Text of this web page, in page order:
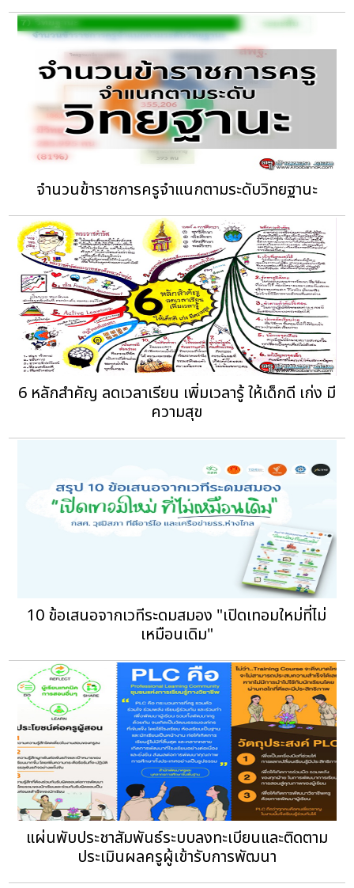
จำนวนข้าราชการครูจำแนกตามระดับวิทยฐานะ
6 หลักสำคัญ ลดเวลาเรียน เพิ่มเวลารู้ ให้เด็กดี เก่ง มี
ความสุข
10 ข้อเสนอจากเวทีระดมสมอง "เปิดเทอมใหม่ที่ไม่
เหมือนเดิม"
แผ่นพับประชาสัมพันธ์ระบบลงทะเบียนและติดตาม
ประเมินผลครูผู้เข้ารับการพัฒนา